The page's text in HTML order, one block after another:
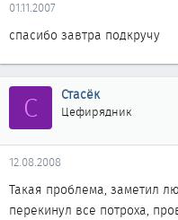
01.11.2007
спасибо завтра подкручу
С Стасёк
Цефирядник
12.08.2008
Такая проблема, заметил
перекинул все потроха,